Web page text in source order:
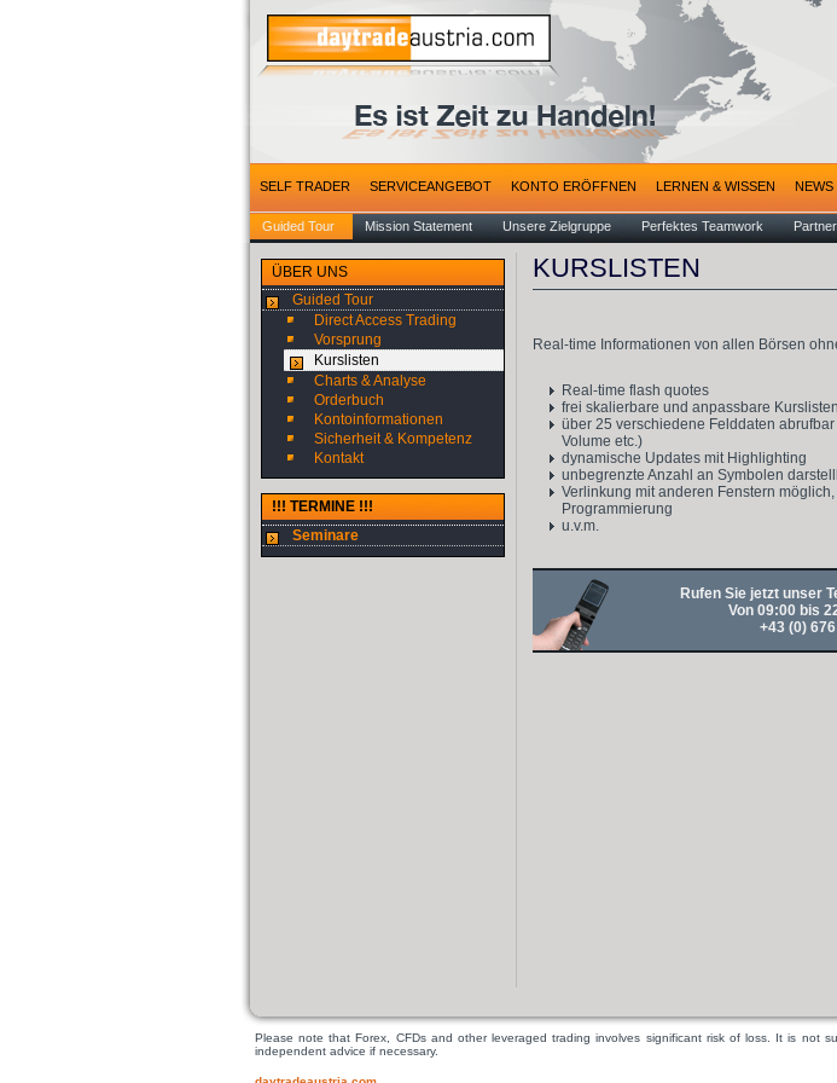
SELF TRADER SERVICEANGEBOT KONTO ERÖFFNEN LERNEN & WISSEN NEWS
Guided Tour Mission Statement Unsere Zielgruppe Perfektes Teamwork
ÜBER UNS
Guided Tour
Direct Access Trading
Vorsprung
Kurslisten
Charts & Analyse
Orderbuch
Kontoinformationen
Sicherheit & Kompetenz
Kontakt
!!! TERMINE !!!
Seminare
KURSLISTEN
Real-time Informationen von allen Börsen
Real-time flash quotes
frei skalierbare und anpassbare Kurslisten
über 25 verschiedene Felddaten abrufbar
Volume etc.)
dynamische Updates mit Highlighting
unbegrenzte Anzahl an Symbolen
Verlinkung mit anderen Fenstern
Programmierung
u.v.m.
Rufen Sie jetzt unser
Von 09:00 bis
+43 (0)
Please note that Forex, CFDs and other leveraged trading involves significant risk of loss. It is not
independent advice if necessary.